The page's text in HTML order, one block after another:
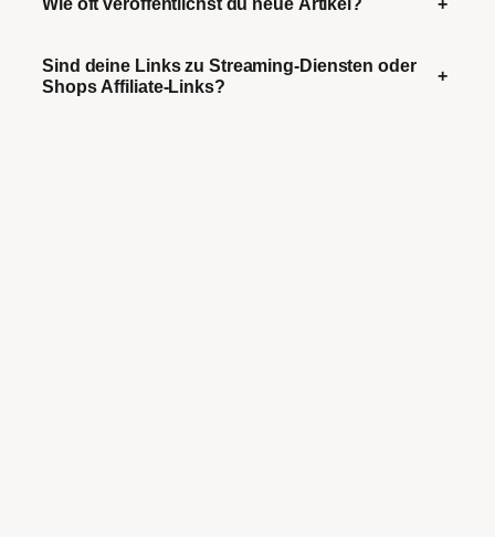
Sind deine Links zu Streaming-Diensten oder
Shops Affiliate-Links?
+